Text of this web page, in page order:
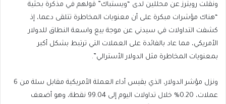
ونقلت رويترز عن محللين لدى “ويستباك” قولهم في مذكرة بحثية
“هناك مؤشرات مبكرة على أن معنويات المخاطرة تتلقى دعما، إذ
كشفت التداولات في سيدني عن موجة بيع واسعة النطاق للدولار
الأمريكي، مما عاد بالفائدة على العملات التي ترتبط بشكل أكبر
بمعنويات المخاطرة مثل الدولار الأسترالي”.
ونزل مؤشر الدولار، الذي يقيس أداء العملة الأمريكية مقابل سلة من 6
عملات، 0.20% خلال تداولات اليوم إلى 99.04 نقطة، وهو أضعف